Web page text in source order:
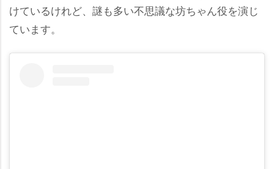
けているけれど、謎も多い不思議な坊ちゃん役を演じ
ています。